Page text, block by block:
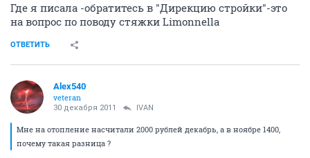
Где я писала -обратитесь в "Дирекцию стройки"-это
на вопрос по поводу стяжки Limonnella
ОТВЕТИТЬ
Alex540
veteran
30 декабря 2011 IVAN
Мне на отопление насчитали 2000 рублей декабрь, а в ноябре 1400,
почему такая разница ?